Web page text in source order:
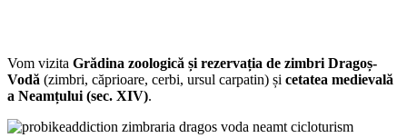
Vom vizita Grădina zoologică și rezervația de zimbri Dragoș-
Vodă (zimbri, căprioare, cerbi, ursul carpatin) și cetatea medievală
a Neamțului (sec. XIV).